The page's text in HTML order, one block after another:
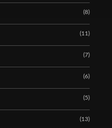
(8)
(11)
(7)
(6)
(5)
(13)